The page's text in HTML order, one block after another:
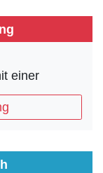
einer